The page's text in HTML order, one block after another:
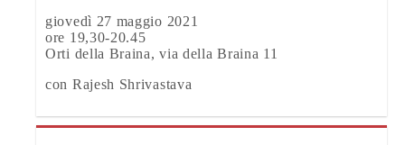
giovedì 27 maggio 2021
ore 19,30-20.45
Orti della Braina, via della Braina 11
con Rajesh Shrivastava